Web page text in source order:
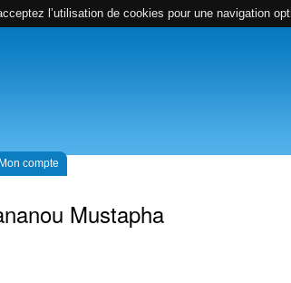
l’utilisation de cookies pour une navigation
compte
Mustapha